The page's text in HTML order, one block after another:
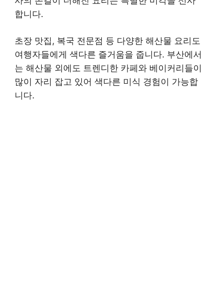
합니다.
초장 맛집, 복국 전문점 등 다양한 해산물 요리도
여행자들에게 색다른 즐거움을 줍니다. 부산에서
는 해산물 외에도 트렌디한 카페와 베이커리들이
많이 자리 잡고 있어 색다른 미식 경험이 가능합
니다.